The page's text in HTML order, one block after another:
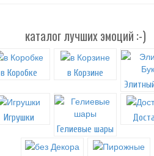
каталог лучших эмоций :-)
в Коробке
в Корзине
Игрушки
Гелиевые шары